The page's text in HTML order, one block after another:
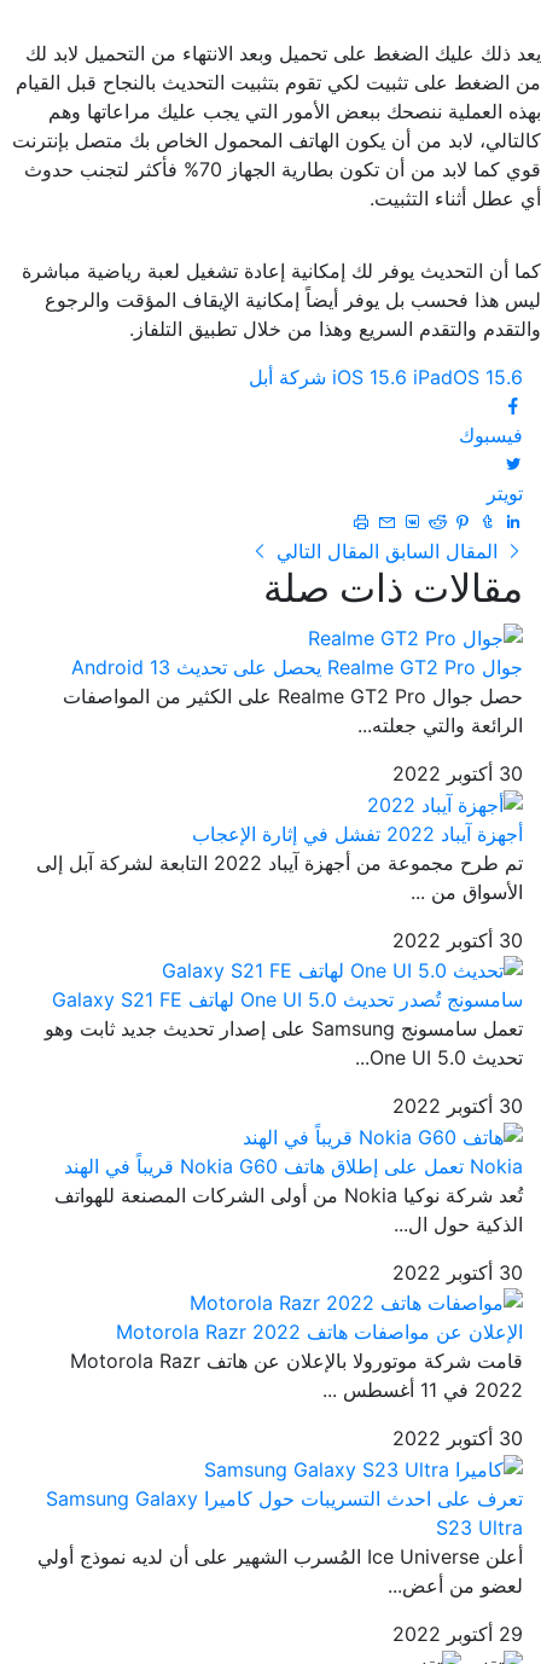
يعد ذلك عليك الضغط على تحميل وبعد الانتهاء من التحميل لابد لك
من الضغط على تثبيت لكي تقوم بتثبيت التحديث بالنجاح قبل القيام
بهذه العملية ننصحك ببعض الأمور التي يجب عليك مراعاتها وهم
كالتالي، لابد من أن يكون الهاتف المحمول الخاص بك متصل بإنترنت
قوي كما لابد من أن تكون بطارية الجهاز 70% فأكثر لتجنب حدوث
أي عطل أثناء التثبيت.
كما أن التحديث يوفر لك إمكانية إعادة تشغيل لعبة رياضية مباشرة
ليس هذا فحسب بل يوفر أيضاً إمكانية الإيقاف المؤقت والرجوع
والتقدم والتقدم السريع وهذا من خلال تطبيق التلفاز.
iOS 15.6 iPadOS 15.6 شركة أبل
فيسبوك
تويتر
المقال السابق المقال التالي
مقالات ذات صلة
جوال Realme GT2 Pro يحصل على تحديث Android 13
حصل جوال Realme GT2 Pro على الكثير من المواصفات
الرائعة والتي جعلته...
30 أكتوبر 2022
أجهزة آيباد 2022 تفشل في إثارة الإعجاب
تم طرح مجموعة من أجهزة آيباد 2022 التابعة لشركة آبل إلى
الأسواق من ...
30 أكتوبر 2022
سامسونج تُصدر تحديث One UI 5.0 لهاتف Galaxy S21 FE
تعمل سامسونج Samsung على إصدار تحديث جديد ثابت وهو
تحديث One UI 5.0...
30 أكتوبر 2022
Nokia تعمل على إطلاق هاتف Nokia G60 قريباً في الهند
تُعد شركة نوكيا Nokia من أولى الشركات المصنعة للهواتف
الذكية حول ال...
30 أكتوبر 2022
الإعلان عن مواصفات هاتف Motorola Razr 2022
قامت شركة موتورولا بالإعلان عن هاتف Motorola Razr
2022 في 11 أغسطس ...
30 أكتوبر 2022
تعرف على احدث التسريبات حول كاميرا Samsung Galaxy
S23 Ultra
أعلن Ice Universe المُسرب الشهير على أن لديه نموذج أولي
لعضو من أعض...
29 أكتوبر 2022